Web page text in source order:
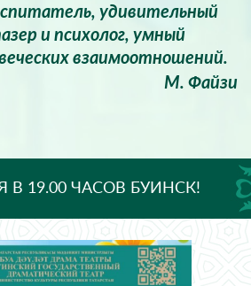
удивительный
и психолог, умный
взаимоотношений.
М. Файзи
В 19.00 ЧАСОВ БУИНСК!